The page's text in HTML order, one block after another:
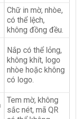
Chữ in mờ, nhòe,
có thể lệch,
không đồng đều.
Nắp có thể lỏng,
không khít, logo
nhòe hoặc không
có logo.
Tem mờ, không
sắc nét, mã QR